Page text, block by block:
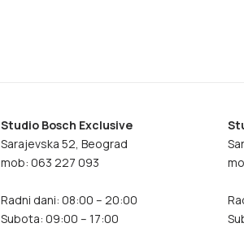
Studio Bosch Exclusive
Sarajevska 52, Beograd
mob: 063 227 093
Radni dani: 08:00 – 20:00
Subota: 09:00 – 17:00